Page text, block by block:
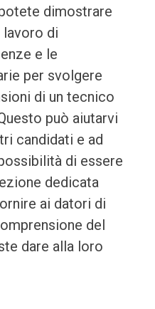
dimostrare
di
e le
per svolgere
di un tecnico
può aiutarvi
candidati e ad
di essere
dedicata
ai datori di
del
dare alla loro